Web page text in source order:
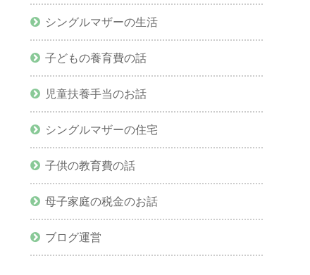
シングルマザーの生活
子どもの養育費の話
児童扶養手当のお話
シングルマザーの住宅
子供の教育費の話
母子家庭の税金のお話
ブログ運営